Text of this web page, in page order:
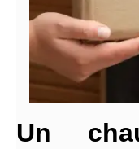
Un